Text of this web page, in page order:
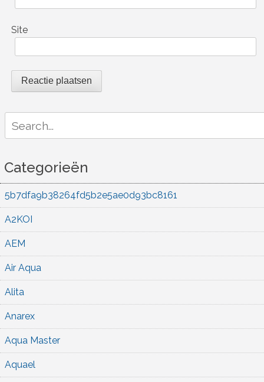
Site
for:
Categorieën
5b7dfa9b38264fd5b2e5ae0d93bc8161
A2KOI
AEM
Air Aqua
Alita
Anarex
Aqua Master
Aquael